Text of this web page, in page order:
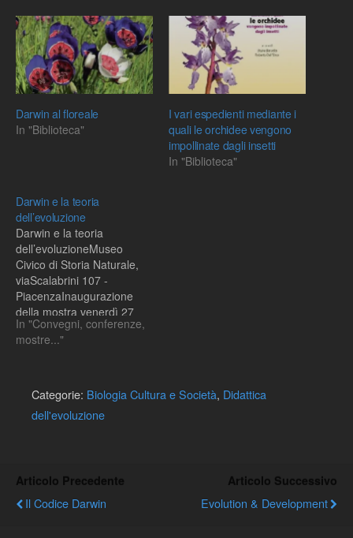
Darwin al floreale
In "Biblioteca"
I vari espedienti mediante i
quali le orchidee vengono
impollinate dagli insetti
In "Biblioteca"
Darwin e la teoria
dell’evoluzione
Darwin e la teoria
dell’evoluzioneMuseo
Civico di Storia Naturale,
viaScalabrini 107 -
PiacenzaInaugurazione
della mostra venerdì 27
novembre, ore 17.00In
occasione del 150°
delle specie” di Charles
Darwin, nella sede del
Museo Civico di Storia
In "Convegni, conferenze,
mostre..."
Categorie: Biologia Cultura e Società, Didattica
dell'evoluzione
Articolo Precedente
Il Codice Darwin
Articolo Successivo
Evolution & Development